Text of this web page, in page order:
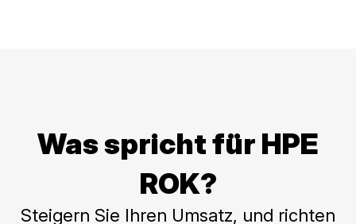
Was spricht für HPE
ROK?
Steigern Sie Ihren Umsatz, und richten